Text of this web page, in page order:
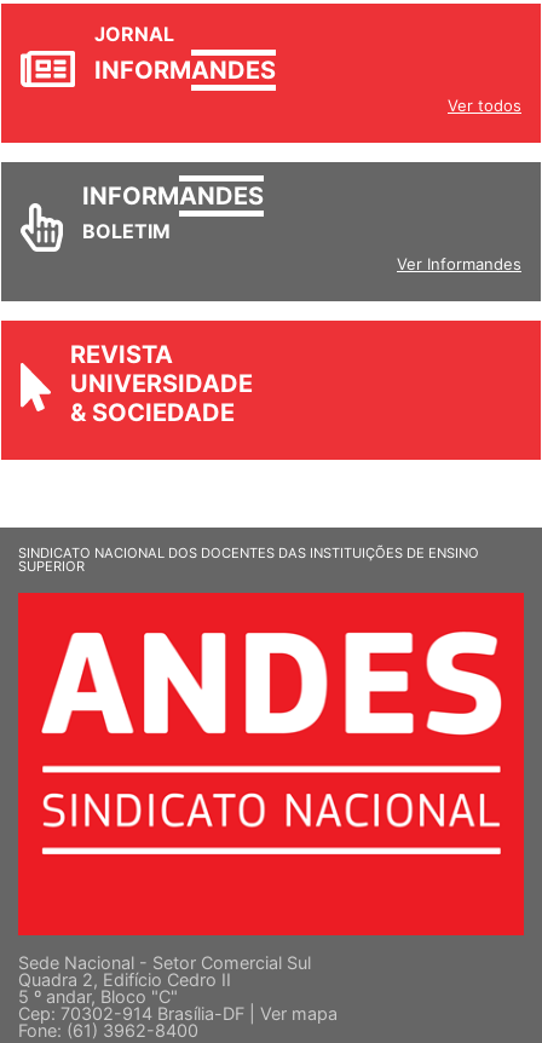
JORNAL
INFORMANDES
Ver todos
INFORMANDES
BOLETIM
Ver Informandes
REVISTA
UNIVERSIDADE
& SOCIEDADE
SINDICATO NACIONAL DOS DOCENTES DAS INSTITUIÇÕES DE ENSINO
SUPERIOR
Sede Nacional - Setor Comercial Sul
Quadra 2, Edifício Cedro II
5 º andar, Bloco "C"
Cep: 70302-914 Brasília-DF | Ver mapa
Fone: (61) 3962-8400